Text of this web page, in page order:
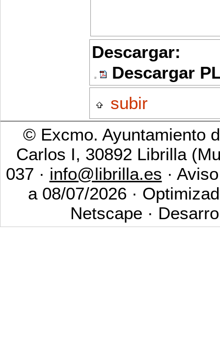
Descargar:
Descargar
subir
© Excmo. Ayuntamiento
Carlos I, 30892 Librilla
037 · info@librilla.es ·
a 08/07/2026 ·
Netscape ·